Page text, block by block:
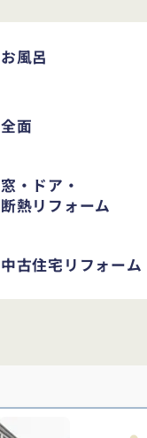
お風呂
全面
窓・ドア・
断熱リフォーム
中古住宅 リフォーム